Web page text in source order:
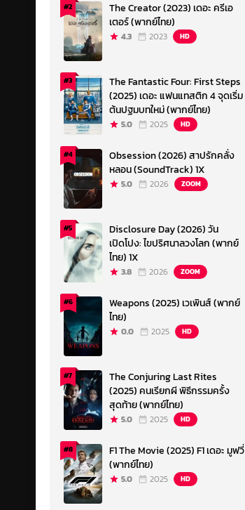
#2
The Creator (2023) เดอะ ครีเอ
เตอร์ (พากย์ไทย)
4.3 2023 HD
#3
The Fantastic Four: First Steps
(2025) เดอะ แฟนแทสติก 4 จุดเริ่ม
ต้นปฐมบทใหม่ (พากย์ไทย)
5.0 2025 HD
#4
Obsession (2026) สาปรักคลั่ง
หลอน (SoundTrack) 1X
5.0 2026 ZOOM
#5
Disclosure Day (2026) วัน
เปิดโปง: ไขปริศนาลวงโลก (พากย์
ไทย) 1X
3.8 2026 ZOOM
#6
Weapons (2025) เวเพินส์ (พากย์
ไทย)
0.0 2025 HD
#7
The Conjuring Last Rites
(2025) คนเรียกผี พิธีกรรมครั้ง
สุดท้าย (พากย์ไทย)
5.0 2025 HD
#8
F1 The Movie (2025) F1 เดอะ มูฟวี่
(พากย์ไทย)
5.0 2025 HD